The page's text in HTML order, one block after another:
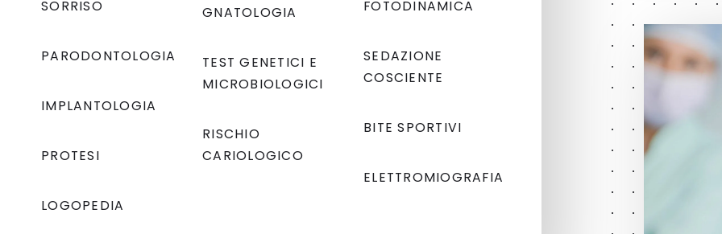
SORRISO
PARODONTOLOGIA
IMPLANTOLOGIA
PROTESI
LOGOPEDIA
GNATOLOGIA
TEST GENETICI E
MICROBIOLOGICI
RISCHIO
CARIOLOGICO
FOTODINAMICA
SEDAZIONE
COSCIENTE
BITE SPORTIVI
ELETTROMIOGRAFIA